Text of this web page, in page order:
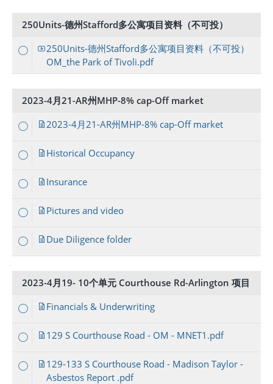
250Units-德州Stafford多公寓项目资料（不可投）
250Units-德州Stafford多公寓项目资料（不可投）
OM_the Park of Tivoli.pdf
2023-4月21-AR州MHP-8% cap-Off market
2023-4月21-AR州MHP-8% cap-Off market
Historical Occupancy
Insurance
Pictures and video
Due Diligence folder
2023-4月19- 10个单元 Courthouse Rd-Arlington 项目
Financials & Underwriting
129 S Courthouse Road - OM - MNET1.pdf
129-133 S Courthouse Road - Madison Taylor -
Asbestos Report .pdf